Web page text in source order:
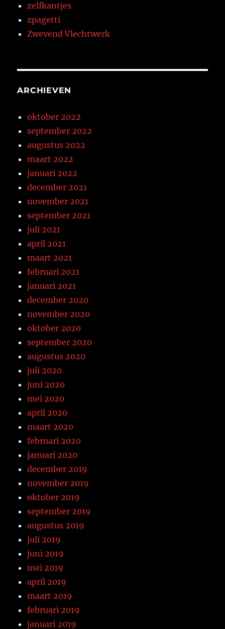
zelfkantjes
zpagetti
Zwevend Vlechtwerk
ARCHIEVEN
oktober 2022
september 2022
augustus 2022
maart 2022
januari 2022
december 2021
november 2021
september 2021
juli 2021
april 2021
maart 2021
februari 2021
januari 2021
december 2020
november 2020
oktober 2020
september 2020
augustus 2020
juli 2020
juni 2020
mei 2020
april 2020
maart 2020
februari 2020
januari 2020
december 2019
november 2019
oktober 2019
september 2019
augustus 2019
juli 2019
juni 2019
mei 2019
april 2019
maart 2019
februari 2019
januari 2019